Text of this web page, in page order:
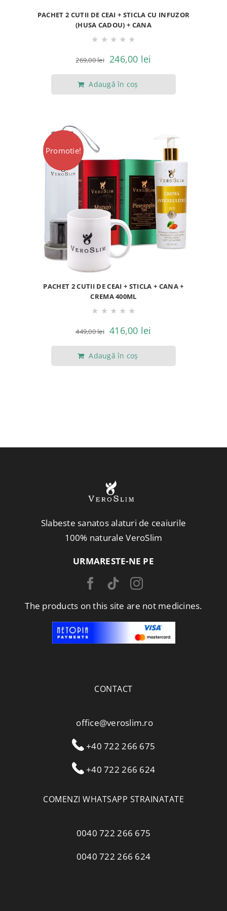
PACHET 2 CUTII DE CEAI + STICLA CU INFUZOR
(HUSA CADOU) + CANA
★ ★ ★ ★ ★
269,00lei
Prețul
inițial
a
246,00 lei
curent
Adaugă în coș
Promotie!
PACHET 2 CUTII DE CEAI + STICLA + CANA +
CREMA 400ML
★ ★ ★ ★ ★
449,00lei Prețul
inițial
a
416,00 lei
curent
Adaugă în coș
Slabeste sanatos alaturi de ceaiurile
100% naturale VeroSlim
URMARESTE-NE PE
The products on this site are not medicines.
CONTACT
office@veroslim.ro
+40 722 266 675
+40 722 266 624
COMENZI WHATSAPP STRAINATATE
0040 722 266 675
0040 722 266 624